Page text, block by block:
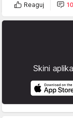
Reaguj 10
Skini